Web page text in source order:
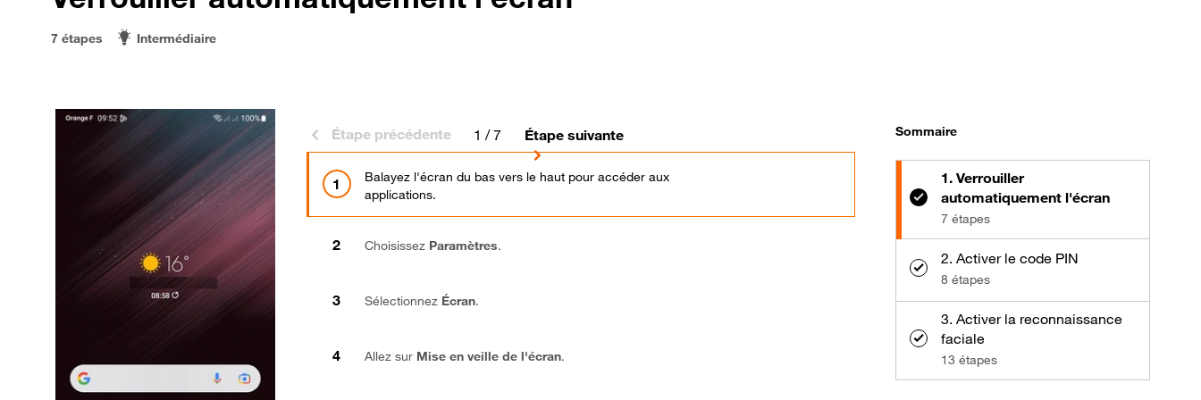
7 étapes Intermédiaire
Étape précédente 1 / 7 Étape suivante
Balayez l'écran du bas vers le haut pour accéder aux
applications.
Choisissez Paramètres.
Sélectionnez Écran.
Allez sur Mise en veille de l'écran.
Sommaire
1. Verrouiller
automatiquement l'écran
7 étapes
2. Activer le code PIN
8 étapes
3. Activer la reconnaissance
faciale
13 étapes